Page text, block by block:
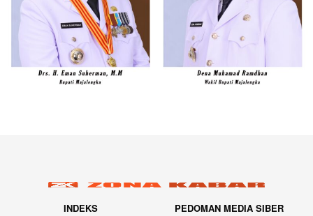
INDEKS
PEDOMAN MEDIA SIBER